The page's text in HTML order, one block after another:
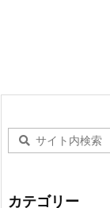
カテゴリー